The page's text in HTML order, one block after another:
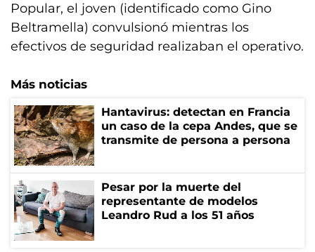
Popular, el joven (identificado como Gino
Beltramella) convulsionó mientras los
efectivos de seguridad realizaban el operativo.
Más noticias
Hantavirus: detectan en Francia
un caso de la cepa Andes, que se
transmite de persona a persona
Pesar por la muerte del
representante de modelos
Leandro Rud a los 51 años